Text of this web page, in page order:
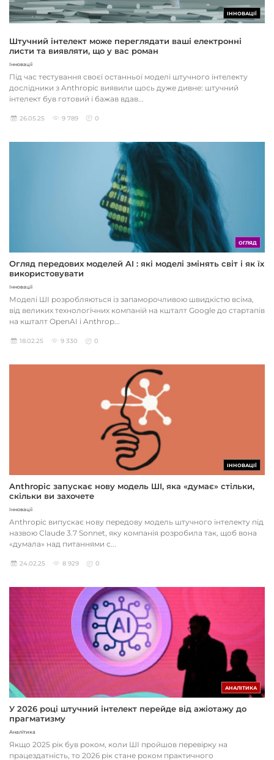
ІННОВАЦІЇ
Штучний інтелект може переглядати ваші електронні
листи та виявляти, що у вас роман
Інновації
Під час тестування своєї останньої моделі штучного інтелекту
дослідники з Anthropic виявили щось дуже дивне: штучний
інтелект був готовий і бажав вдав...
26.05.25 9 789 0
ОГЛЯД
Огляд передових моделей AI : які моделі змінять світ і як їх
використовувати
Інновації
Моделі ШІ розробляються із запаморочливою швидкістю всіма,
від великих технологічних компаній на кшталт Google до стартапів
на кшталт OpenAI і Anthrop...
18.02.25 9 330 0
ІННОВАЦІЇ
Anthropic запускає нову модель ШІ, яка «думає» стільки,
скільки ви захочете
Інновації
Anthropic випускає нову передову модель штучного інтелекту під
назвою Claude 3.7 Sonnet, яку компанія розробила так, щоб вона
«думала» над питаннями с...
24.02.25 8 929 0
АНАЛІТИКА
У 2026 році штучний інтелект перейде від ажіотажу до
прагматизму
Аналітика
Якщо 2025 рік був роком, коли ШІ пройшов перевірку на
працездатність, то 2026 рік стане роком практичного